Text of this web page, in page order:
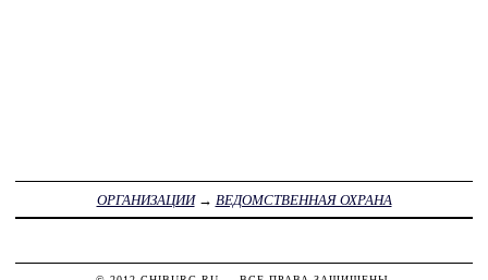
ОРГАНИЗАЦИИ→ ВЕДОМСТВЕННАЯ ОХРАНА